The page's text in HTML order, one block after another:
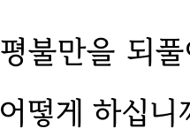
불만을 되
떻게 하십니